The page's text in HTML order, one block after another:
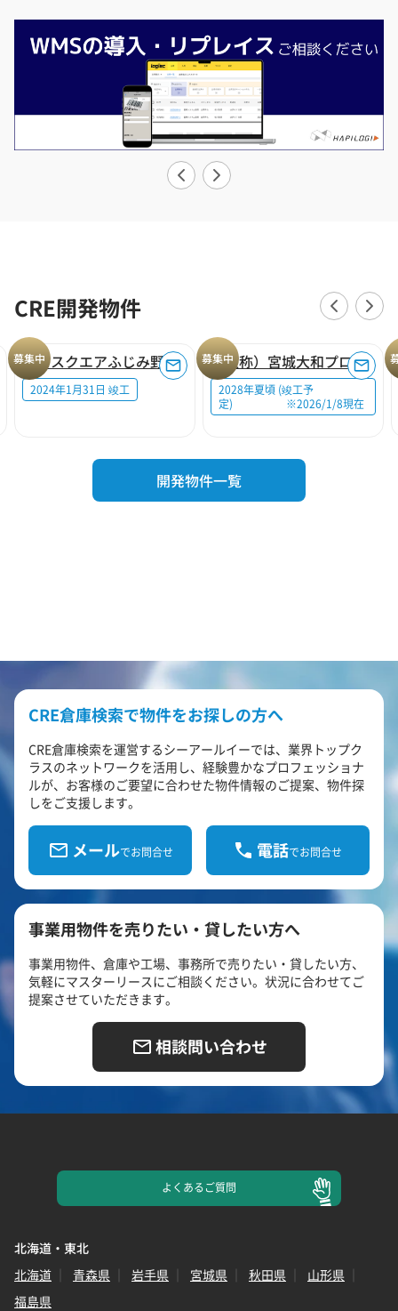
CRE開発物件
募集中
ロジスクエアふじみ野A
2024年1月31日 竣工
募集中 （仮称）宮城大和プロジェクト
2028年夏頃 (竣工予
定) ※2026/1/8現在
開発物件一覧
CRE倉庫検索で物件をお探しの方へ
CRE倉庫検索を運営するシーアールイーでは、業界トップク
ラスのネットワークを活用し、経験豊かなプロフェッショナ
ルが、お客様のご要望に合わせた物件情報のご提案、物件探
しをご支援します。
メールでお問合せ 電話でお問合せ
事業用物件を売りたい・貸したい方へ
事業用物件、倉庫や工場、事務所で売りたい・貸したい方、
気軽にマスターリースにご相談ください。状況に合わせてご
提案させていただきます。
相談問い合わせ
よくあるご質問
北海道・東北
北海道
青森県 岩手県 宮城県 秋田県
山形県
福島県